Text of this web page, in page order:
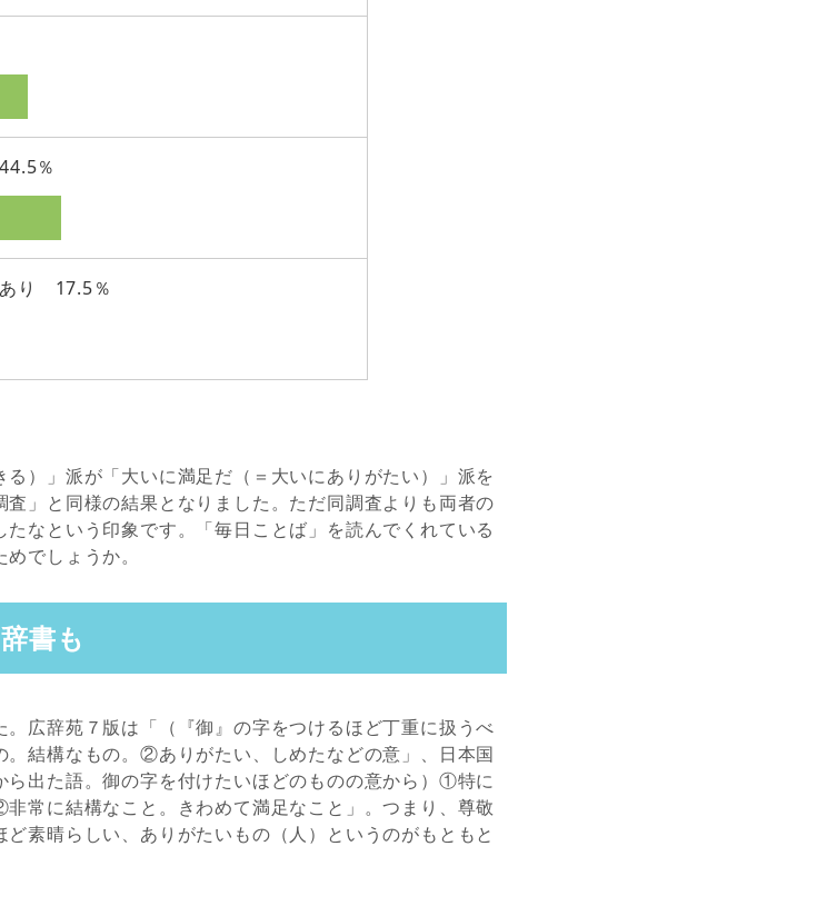
％
あり 17.5％
る）」派が「大いに満足だ（＝大いにありがたい）」派を
」と同様の結果となりました。ただ同調査よりも両者の
なという印象です。「毎日ことば」を読んでくれている
でしょうか。
書も
広辞苑７版は「（『御』の字をつけるほど丁重に扱うべ
結構なもの。②ありがたい、しめたなどの意」、日本国
出た語。御の字を付けたいほどのものの意から）①特に
常に結構なこと。きわめて満足なこと」。つまり、尊敬
素晴らしい、ありがたいもの（人）というのがもともと